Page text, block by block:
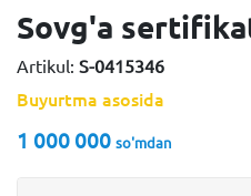
Sovg'a
Artikul: S-0415346
Buyurtma asosida
1 000 000 so'mdan